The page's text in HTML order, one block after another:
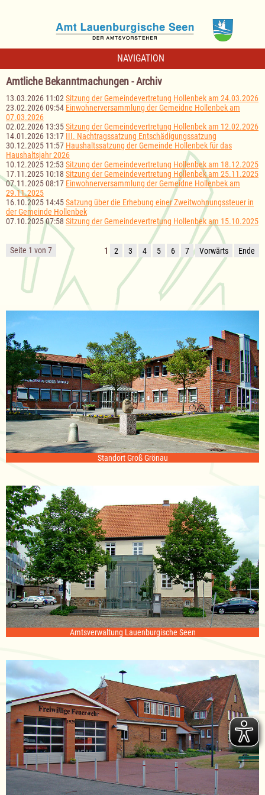
NAVIGATION
Amtliche Bekanntmachungen - Archiv
13.03.2026 11:02 Sitzung der Gemeindevertretung Hollenbek am 24.03.2026
23.02.2026 09:54 Einwohnerversammlung der Gemeidne Hollenbek am
07.03.2026
02.02.2026 13:35Sitzung der Gemeindevertretung Hollenbek am 12.02.2026
14.01.2026 13:17 III. Nachtragssatzung Entschädigungssatzung
30.12.2025 11:57 Haushaltssatzung der Gemeinde Hollenbek für das
Haushaltsjahr 2026
10.12.2025 12:53 Sitzung der Gemeindevertretung Hollenbek am 18.12.2025
17.11.2025 10:18 Sitzung der Gemeindevertretung Hollenbek am 25.11.2025
07.11.2025 08:17 Einwohnerversammlung der Gemeidne Hollenbek am
29.11.2025
16.10.2025 14:45Satzung über die Erhebung einer Zweitwohnungssteuer in
der Gemeinde Hollenbek
07.10.2025 07:58 Sitzung der Gemeindevertretung Hollenbek am 15.10.2025
Seite 1 von 7 1 2 3 4 5 6 7 Vorwärts Ende
Standort Groß Grönau
Amtsverwaltung Lauenburgische Seen